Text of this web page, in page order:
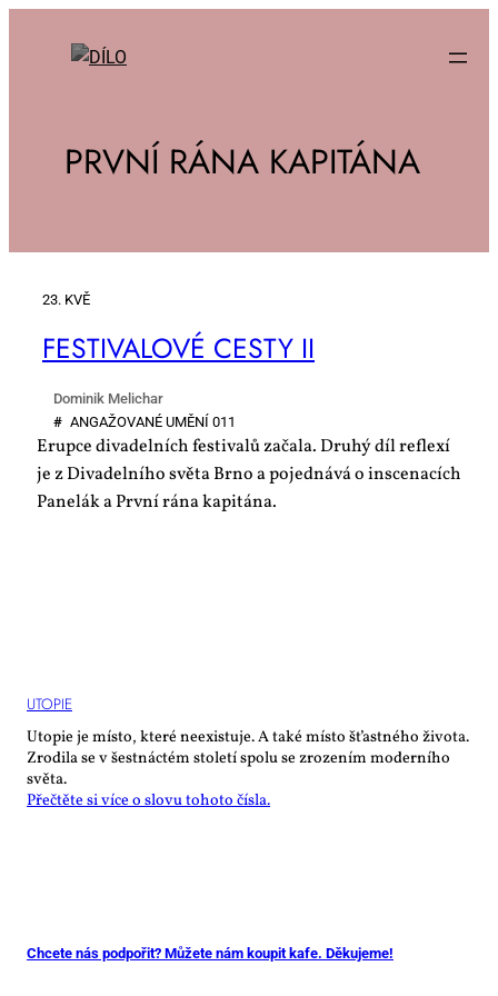
PRVNÍ RÁNA KAPITÁNA
23. KVĚ
FES­TI­VA­LO­VÉ CES­TY II
Dominik Melichar
# AN­GA­ŽO­VA­NÉ UMĚ­NÍ 011
Erupce divadelních festivalů začala. Druhý díl reflexí
je z Divadelního světa Brno a pojednává o inscenacích
Panelák a První rána kapitána.
UTO­PIE
Utopie je místo, které neexistuje. A také místo šťastného života.
Zrodila se v šestnáctém století spolu se zrozením moderního
světa.
Přečtěte si více o slovu tohoto čísla.
Chcete nás podpořit? Můžete nám koupit kafe. Děkujeme!